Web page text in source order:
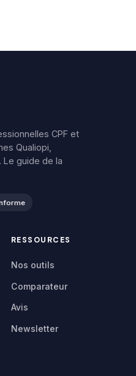
CPF et
Qualiopi,
guide de la
RESSOURCES
Nos outils
Comparateur
Avis
Newsletter